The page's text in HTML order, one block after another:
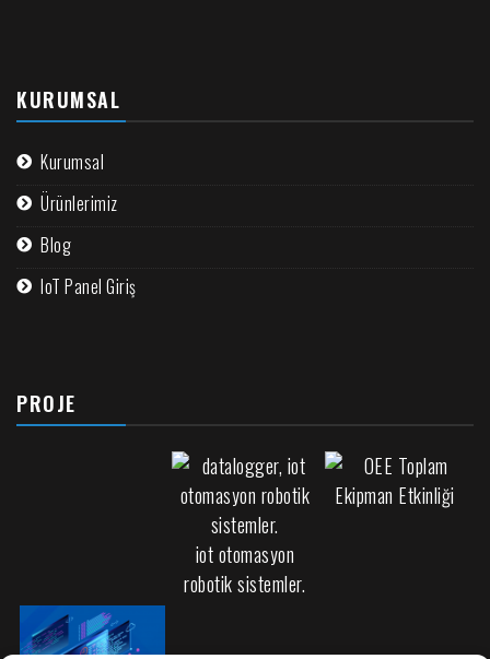
KURUMSAL
Kurumsal
Ürünlerimiz
Blog
IoT Panel Giriş
PROJE
iot otomasyon
robotik sistemler.